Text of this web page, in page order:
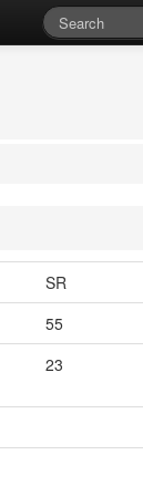
SR
55
23